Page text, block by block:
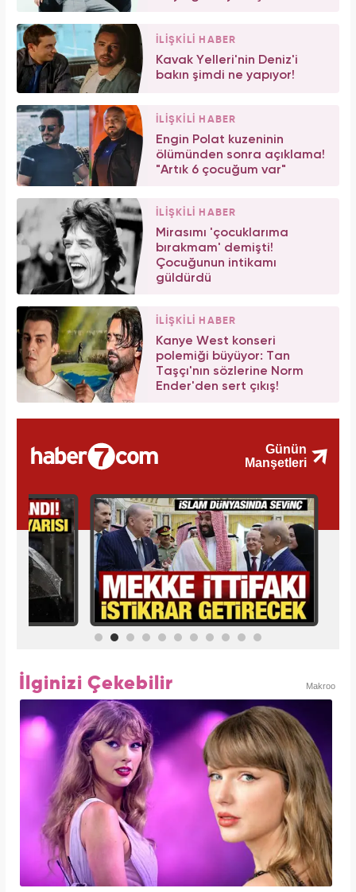
İLİŞKİLİ HABER
Kavak Yelleri'nin Deniz'i
bakın şimdi ne yapıyor!
İLİŞKİLİ HABER
Engin Polat kuzeninin
ölümünden sonra açıklama!
"Artık 6 çocuğum var"
İLİŞKİLİ HABER
Mirasımı 'çocuklarıma
bırakmam' demişti!
Çocuğunun intikamı
güldürdü
İLİŞKİLİ HABER
Kanye West konseri
polemiği büyüyor: Tan
Taşçı'nın sözlerine Norm
Ender'den sert çıkış!
İlginizi Çekebilir Makroo